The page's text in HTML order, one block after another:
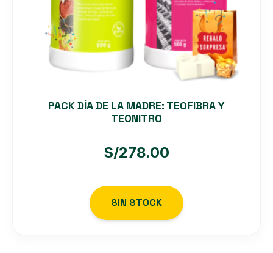
PACK DÍA DE LA MADRE: TEOFIBRA Y
TEONITRO
S/278.00
SIN STOCK